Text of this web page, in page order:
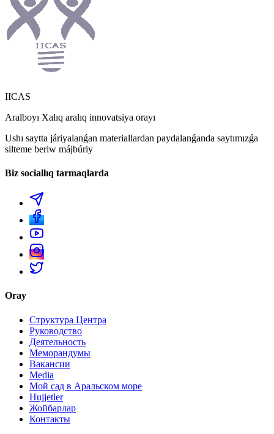
IICAS
Aralboyı Xalıq aralıq innovatsiya orayı
Ushı saytta járiyalanǵan materiallardan paydalanǵanda saytımızǵa
silteme beriw májbúriy
Biz sociallıq tarmaqlarda
Oray
Структура Центра
Руководство
Деятельность
Меморандумы
Вакансии
Media
Мой сад в Аральском море
Hujjetler
Жойбарлар
Контакты